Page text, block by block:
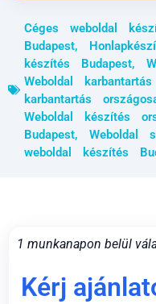
Céges weboldal
Budapest,
készítés Budapest,
Weboldal
karbantartás
Weboldal készítés
Budapest, Weboldal
weboldal készítés
1 munkanapon belül
Kérj